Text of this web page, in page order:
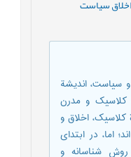
سیاست
سیاست، اندیشة
و مدرن
اخلاق و
اما، در ابتدای
شناسانه و